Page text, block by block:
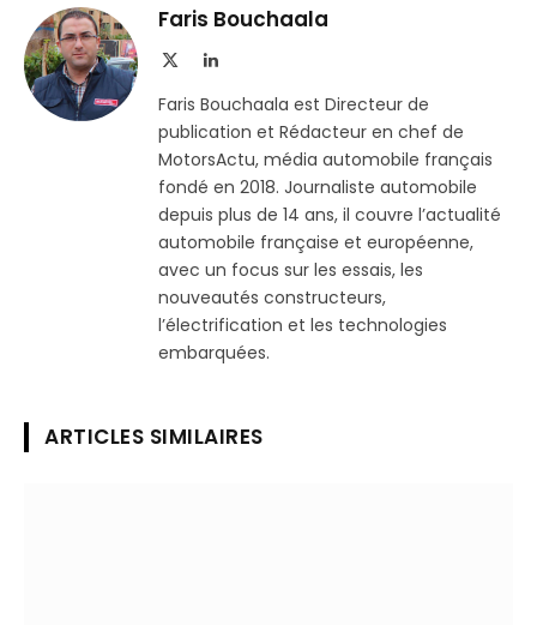
Telegram
Faris Bouchaala
LinkedIn
Faris Bouchaala est Directeur de
publication et Rédacteur en chef de
MotorsActu, média automobile français
fondé en 2018. Journaliste automobile
depuis plus de 14 ans, il couvre l’actualité
automobile française et européenne,
avec un focus sur les essais, les
nouveautés constructeurs,
l’électrification et les technologies
embarquées.
ARTICLES SIMILAIRES